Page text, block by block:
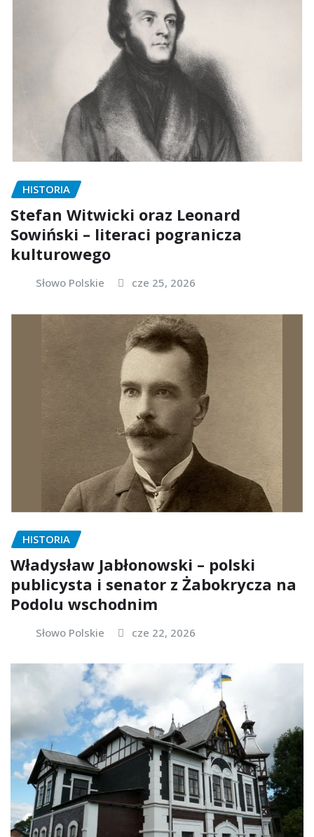
HISTORIA
Stefan Witwicki oraz Leonard
Sowiński – literaci pogranicza
kulturowego
Słowo Polskie cze 25, 2026
HISTORIA
Władysław Jabłonowski – polski
publicysta i senator z Żabokrycza na
Podolu wschodnim
Słowo Polskie cze 22, 2026